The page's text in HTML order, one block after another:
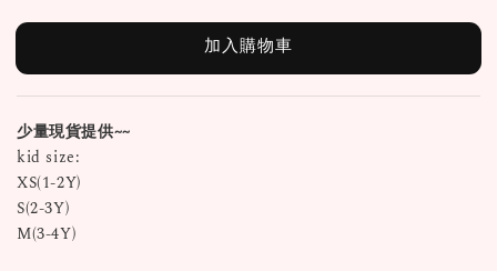
加入購物車
少量現貨提供~~
kid size:
XS(1-2Y)
S(2-3Y)
M(3-4Y)